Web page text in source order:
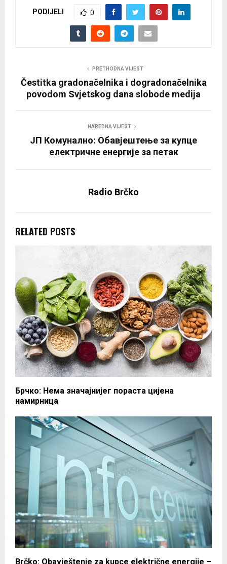
PODIJELI 0
PRETHODNA VIJEST
Čestitka gradonačelnika i dogradonačelnika
povodom Svjetskog dana slobode medija
NAREDNA VIJEST
ЈП Комунално: Обавјештење за купце
електричне енергије за петак
Radio Brčko
RELATED POSTS
Брчко: Нема значајнијег пораста цијена
намирница
Brčko: Obavještenje za kupce električne energije –